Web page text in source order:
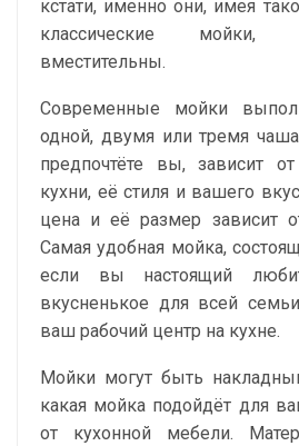
кстати, именно они, имея
классические мойки,
вместительны.
Современные мойки
одной, двумя или тремя
предпочтёте вы, зависит
кухни, её стиля и вашего
цена и её размер зависит
Самая удобная мойка,
если вы настоящий
вкусненькое для всей
ваш рабочий центр на кухне.
Мойки могут быть
какая мойка подойдёт для
от кухонной мебели.